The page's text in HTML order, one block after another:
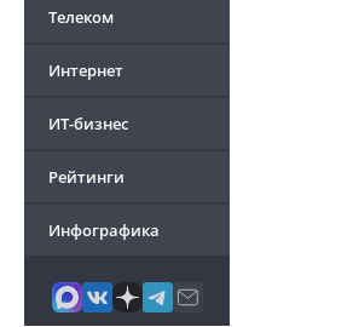
Телеком
Интернет
ИТ-бизнес
Рейтинги
Инфографика